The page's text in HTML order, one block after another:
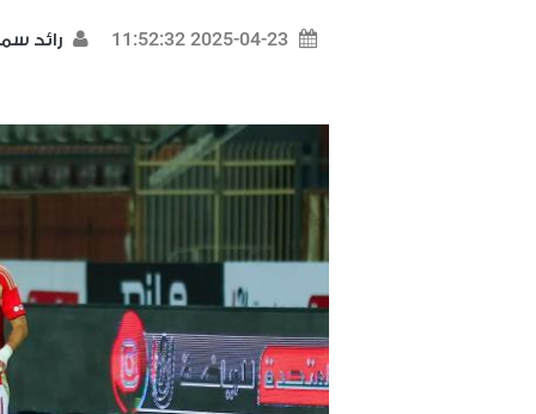
2025-04-23 11:52:32 رائد